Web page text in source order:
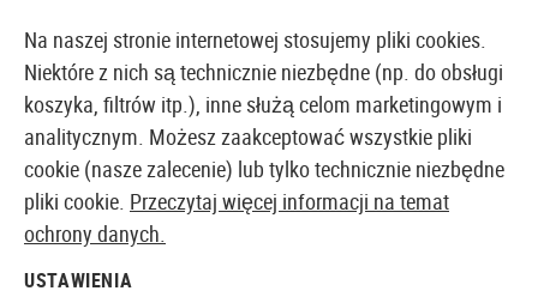
EUROPEJSKI AIRSOFT SKLEP I HURTOWNIA
Strona główna
Na naszej stronie internetowej stosujemy pliki cookies.
Niektóre z nich są technicznie niezbędne (np. do obsługi
koszyka, filtrów itp.), inne służą celom marketingowym i
analitycznym. Możesz zaakceptować wszystkie pliki
cookie (nasze zalecenie) lub tylko technicznie niezbędne
pliki cookie. Przeczytaj więcej informacji na temat
ochrony danych.
USTAWIENIA